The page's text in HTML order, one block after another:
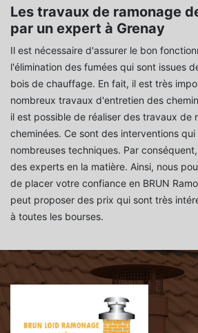
Les travaux de ramonage
par un expert à Grenay
Il est nécessaire d'assurer le bon
l'élimination des fumées qui sont issues
bois de chauffage. En fait, il est très
nombreux travaux d'entretien des
il est possible de réaliser des travaux de
cheminées. Ce sont des interventions
nombreuses techniques. Par
des experts en la matière. Ainsi, nous
de placer votre confiance en BRUN
peut proposer des prix qui sont très
à toutes les bourses.